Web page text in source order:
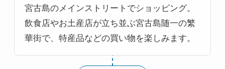
宮古島のメインストリートでショッピング。
飲食店やお土産店が立ち並ぶ宮古島随一の繁
華街で、特産品などの買い物を楽しみます。